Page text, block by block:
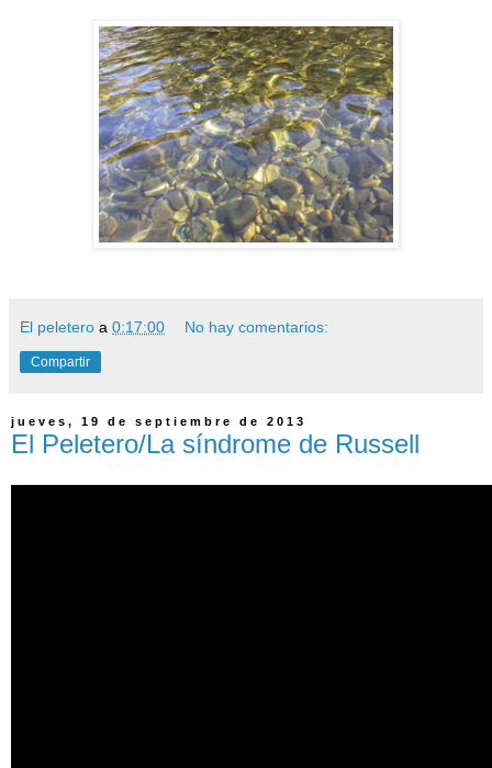
El peletero a 0:17:00 No hay comentarios:
Compartir
jueves, 19 de septiembre de 2013
El Peletero/La síndrome de Russell